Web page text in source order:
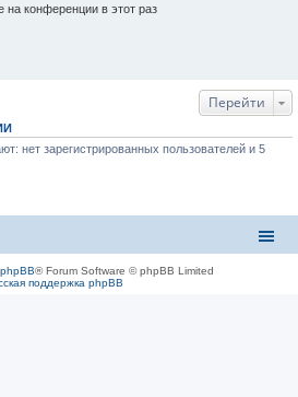
конференции в этот раз
Перейти
нет зарегистрированных пользователей и 5
phpBB® Forum Software © phpBB Limited
поддержка phpBB